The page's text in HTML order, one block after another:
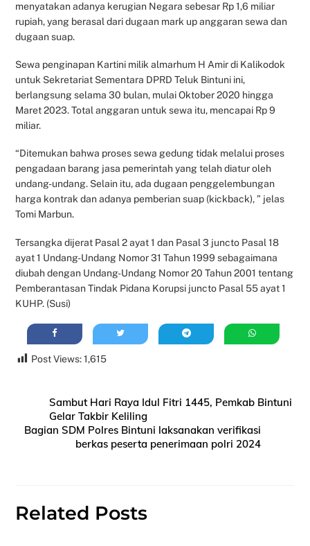
menyatakan adanya kerugian Negara sebesar Rp 1,6 miliar
rupiah, yang berasal dari dugaan mark up anggaran sewa dan
dugaan suap.
Sewa penginapan Kartini milik almarhum H Amir di Kalikodok
untuk Sekretariat Sementara DPRD Teluk Bintuni ini,
berlangsung selama 30 bulan, mulai Oktober 2020 hingga
Maret 2023. Total anggaran untuk sewa itu, mencapai Rp 9
miliar.
“Ditemukan bahwa proses sewa gedung tidak melalui proses
pengadaan barang jasa pemerintah yang telah diatur oleh
undang-undang. Selain itu, ada dugaan penggelembungan
harga kontrak dan adanya pemberian suap (kickback), ” jelas
Tomi Marbun.
Tersangka dijerat Pasal 2 ayat 1 dan Pasal 3 juncto Pasal 18
ayat 1 Undang-Undang Nomor 31 Tahun 1999 sebagaimana
diubah dengan Undang-Undang Nomor 20 Tahun 2001 tentang
Pemberantasan Tindak Pidana Korupsi juncto Pasal 55 ayat 1
KUHP. (Susi)
Post Views: 1,615
Sambut Hari Raya Idul Fitri 1445, Pemkab Bintuni
Gelar Takbir Keliling
Bagian SDM Polres Bintuni laksanakan verifikasi
berkas peserta penerimaan polri 2024
Related Posts